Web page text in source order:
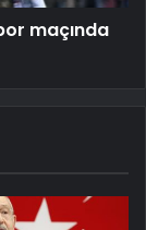
maçında